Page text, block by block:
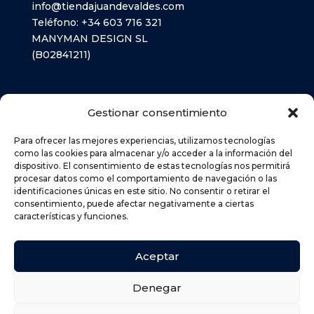
Gestionar consentimiento
Para ofrecer las mejores experiencias, utilizamos tecnologías
como las cookies para almacenar y/o acceder a la información del
dispositivo. El consentimiento de estas tecnologías nos permitirá
procesar datos como el comportamiento de navegación o las
identificaciones únicas en este sitio. No consentir o retirar el
consentimiento, puede afectar negativamente a ciertas
características y funciones.
Aceptar
Denegar
info@tiendajuandevaldes.com
Teléfono: +34 603 716 321
MANYMAN DESIGN SL
(B02841211)
AVISO LEGAL
POLÍTICA DE PRIVACIDAD
POLÍTICA DE COOKIES (UE)
POLÍTICA DE ENVÍOS